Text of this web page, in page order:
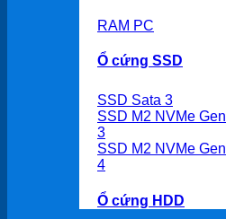
RAM PC
Ổ cứng SSD
SSD Sata 3
SSD M2 NVMe Gen
3
SSD M2 NVMe Gen
4
Ổ cứng HDD